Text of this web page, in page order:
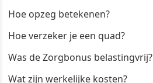
Hoe opzeg betekenen?
Hoe verzeker je een quad?
Was de Zorgbonus belastingvrij?
Wat zijn werkelijke kosten?